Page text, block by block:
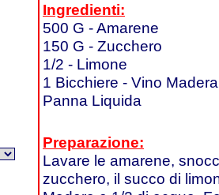
Ingredienti:
500 G - Amarene
150 G - Zucchero
1/2 - Limone
1 Bicchiere - Vino Madera
Panna Liquida
Preparazione:
Lavare le amarene,
zucchero, il succo di